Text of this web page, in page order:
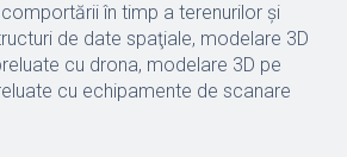
în timp a terenurilor şi
de date spaţiale, modelare 3D
cu drona, modelare 3D pe
cu echipamente de scanare